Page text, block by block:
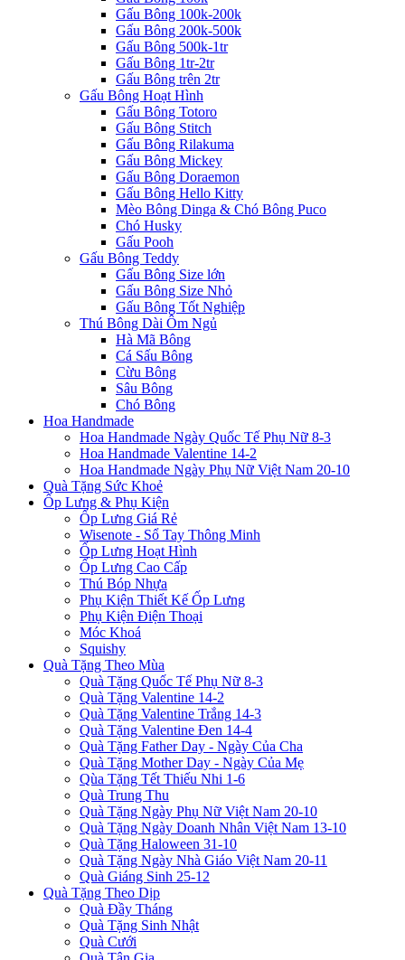
Gấu Bông 100k-200k
Gấu Bông 200k-500k
Gấu Bông 500k-1tr
Gấu Bông 1tr-2tr
Gấu Bông trên 2tr
Gấu Bông Hoạt Hình
Gấu Bông Totoro
Gấu Bông Stitch
Gấu Bông Rilakuma
Gấu Bông Mickey
Gấu Bông Doraemon
Gấu Bông Hello Kitty
Mèo Bông Dinga & Chó Bông Puco
Chó Husky
Gấu Pooh
Gấu Bông Teddy
Gấu Bông Size lớn
Gấu Bông Size Nhỏ
Gấu Bông Tốt Nghiệp
Thú Bông Dài Ôm Ngủ
Hà Mã Bông
Cá Sấu Bông
Cừu Bông
Sâu Bông
Chó Bông
Hoa Handmade
Hoa Handmade Ngày Quốc Tế Phụ Nữ 8-3
Hoa Handmade Valentine 14-2
Hoa Handmade Ngày Phụ Nữ Việt Nam 20-10
Quà Tặng Sức Khoẻ
Ốp Lưng & Phụ Kiện
Ốp Lưng Giá Rẻ
Wisenote - Sổ Tay Thông Minh
Ốp Lưng Hoạt Hình
Ốp Lưng Cao Cấp
Thú Bóp Nhựa
Phụ Kiện Thiết Kế Ốp Lưng
Phụ Kiện Điện Thoại
Móc Khoá
Squishy
Quà Tặng Theo Mùa
Quà Tặng Quốc Tế Phụ Nữ 8-3
Quà Tặng Valentine 14-2
Quà Tặng Valentine Trắng 14-3
Quà Tặng Valentine Đen 14-4
Quà Tặng Father Day - Ngày Của Cha
Quà Tặng Mother Day - Ngày Của Mẹ
Qùa Tặng Tết Thiếu Nhi 1-6
Quà Trung Thu
Quà Tặng Ngày Phụ Nữ Việt Nam 20-10
Quà Tặng Ngày Doanh Nhân Việt Nam 13-10
Quà Tặng Haloween 31-10
Quà Tặng Ngày Nhà Giáo Việt Nam 20-11
Quà Giáng Sinh 25-12
Quà Tặng Theo Dịp
Quà Đầy Tháng
Quà Tặng Sinh Nhật
Quà Cưới